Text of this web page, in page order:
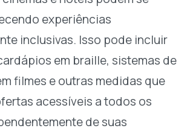
experiências
inclusivas. Isso pode incluir
em braille, sistemas de
filmes e outras medidas que
acessíveis a todos os
de suas